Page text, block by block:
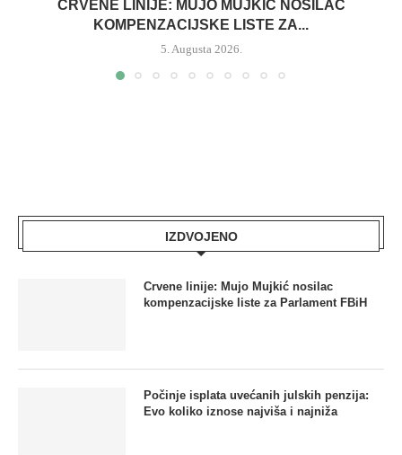
CRVENE LINIJE: MUJO MUJKIĆ NOSILAC
KOMPENZACIJSKE LISTE ZA...
5. Augusta 2026.
IZDVOJENO
Crvene linije: Mujo Mujkić nosilac
kompenzacijske liste za Parlament FBiH
Počinje isplata uvećanih julskih penzija:
Evo koliko iznose najviša i najniža